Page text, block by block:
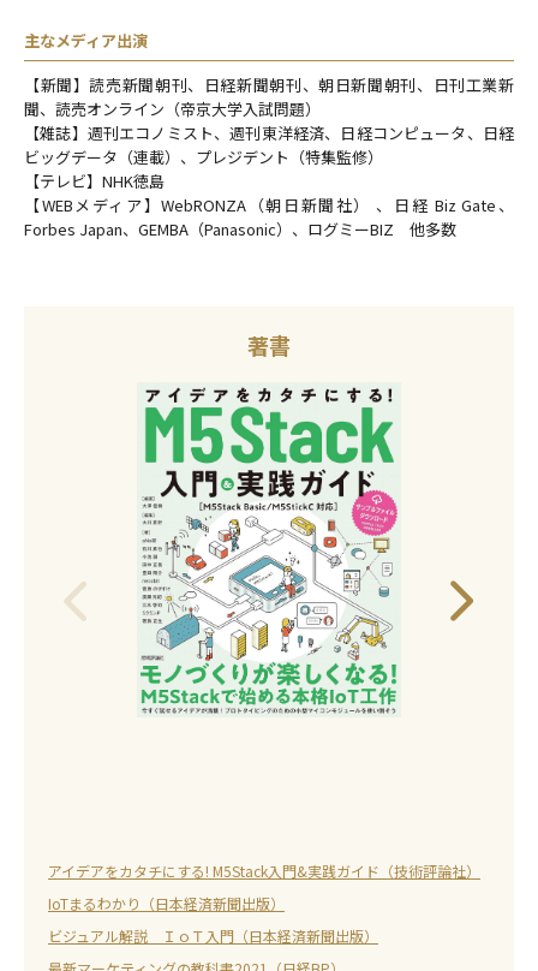
主なメディア出演
【新聞】読売新聞朝刊、日経新聞朝刊、朝日新聞朝刊、日刊工業新
聞、読売オンライン（帝京大学入試問題）
【雑誌】週刊エコノミスト、週刊東洋経済、日経コンピュータ、日経
ビッグデータ（連載）、プレジデント（特集監修）
【テレビ】NHK徳島
【WEBメディア】WebRONZA（朝日新聞社） 、日経 Biz Gate、
Forbes Japan、GEMBA（Panasonic）、ログミーBIZ 他多数
著書
アイデアをカタチにする! M5Stack入門&実践ガイド（技術評論社）
IoTまるわかり（日本経済新聞出版）
ビジュアル解説 ＩｏＴ入門（日本経済新聞出版）